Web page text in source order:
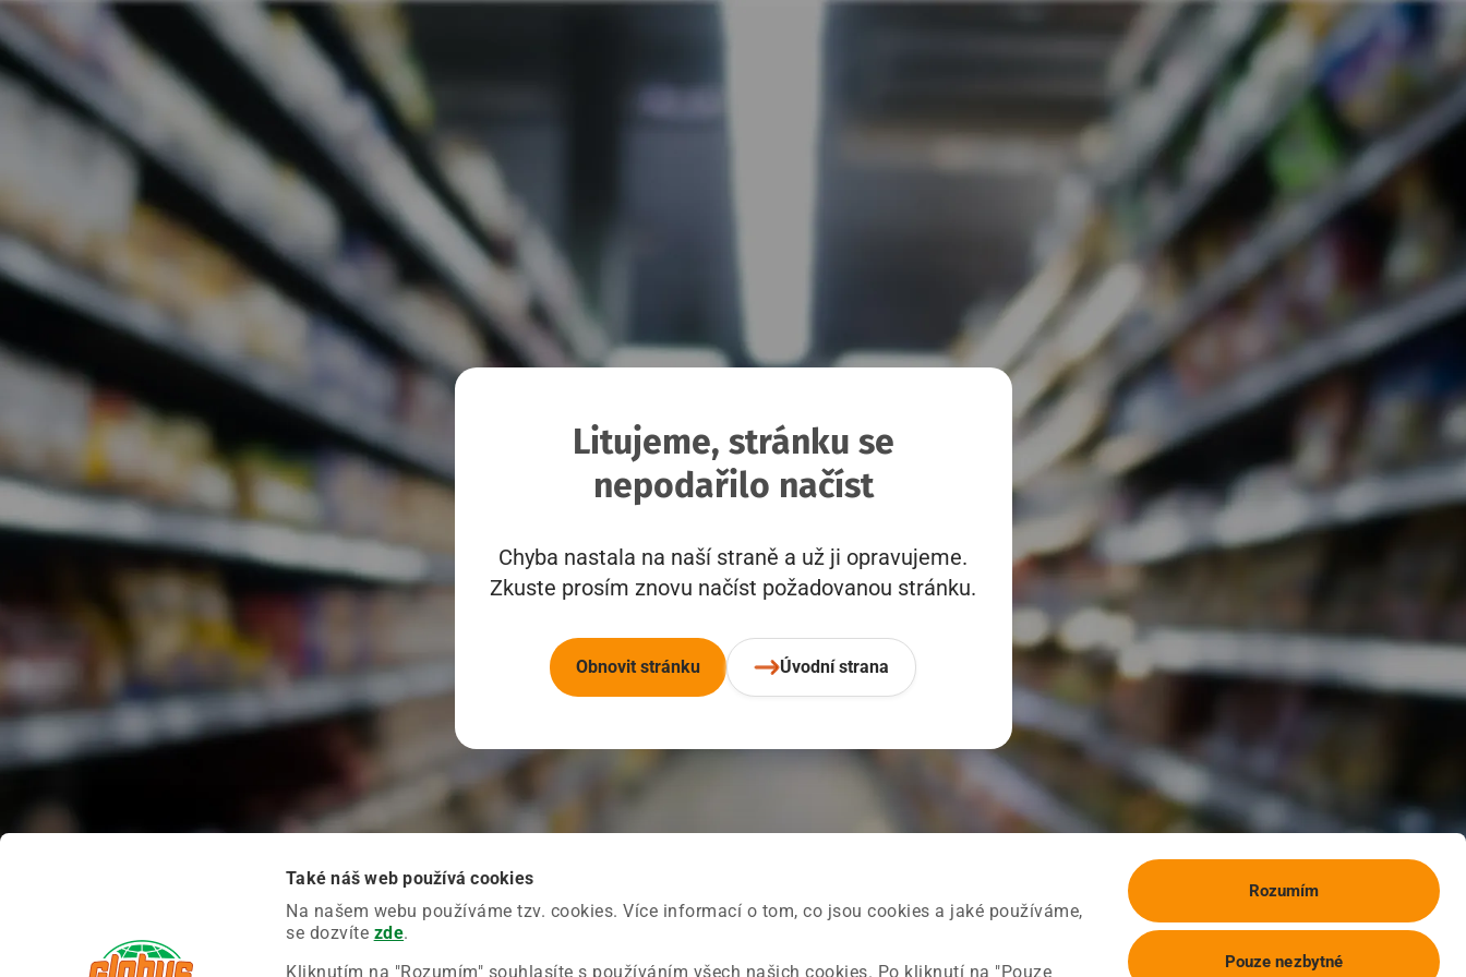
Také náš web používá cookies
Na našem webu používáme tzv. cookies. Více informací o tom, co jsou cookies a jaké používáme,
se dozvíte zde.
Kliknutím na "Rozumím" souhlasíte s používáním všech našich cookies. Po kliknutí na "Pouze
Rozumím
Pouze nezbytné
Litujeme, stránku se
nepodařilo načíst
Chyba nastala na naší straně a už ji opravujeme.
Zkuste prosím znovu načíst požadovanou stránku.
Obnovit stránku Úvodní strana